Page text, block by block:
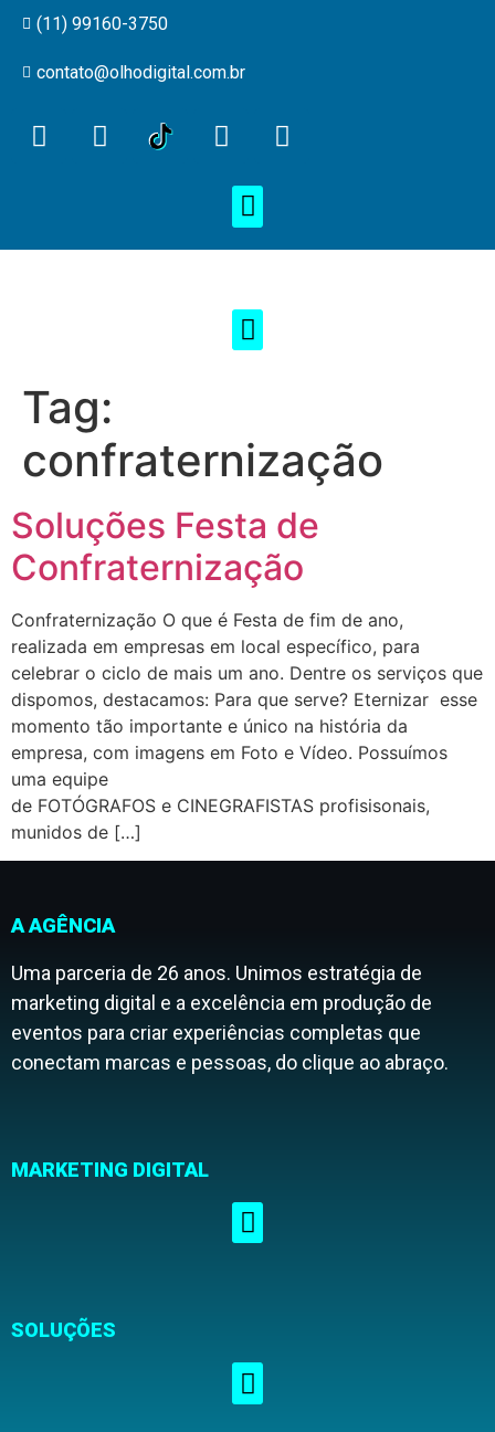
(11) 99160-3750
contato@olhodigital.com.br
Tag:
confraternização
Soluções Festa de
Confraternização
Confraternização O que é Festa de fim de ano,
realizada em empresas em local específico, para
celebrar o ciclo de mais um ano. Dentre os serviços que
dispomos, destacamos: Para que serve? Eternizar esse
momento tão importante e único na história da
empresa, com imagens em Foto e Vídeo. Possuímos
uma equipe
de FOTÓGRAFOS e CINEGRAFISTAS profisisonais,
munidos de […]
A AGÊNCIA
Uma parceria de 26 anos. Unimos estratégia de
marketing digital e a excelência em produção de
eventos para criar experiências completas que
conectam marcas e pessoas, do clique ao abraço.
MARKETING DIGITAL
SOLUÇÕES